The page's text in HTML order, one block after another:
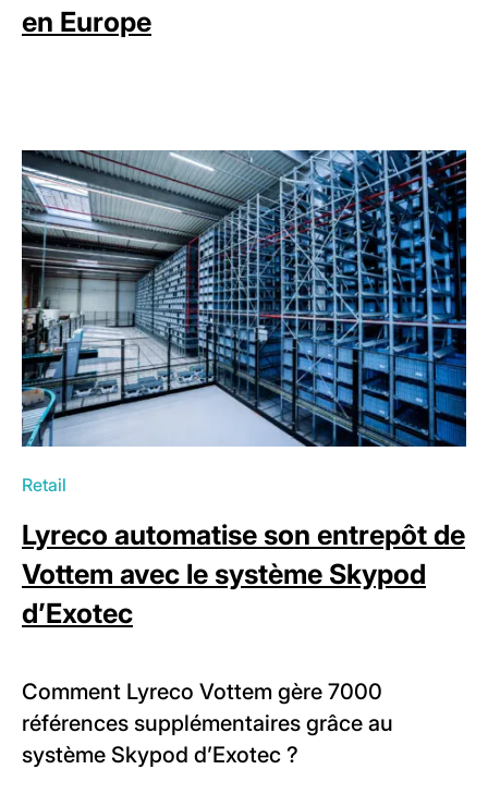
en Europe
Retail
Lyreco automatise son entrepôt de
Vottem avec le système Skypod
d’Exotec
Comment Lyreco Vottem gère 7000
références supplémentaires grâce au
système Skypod d’Exotec ?